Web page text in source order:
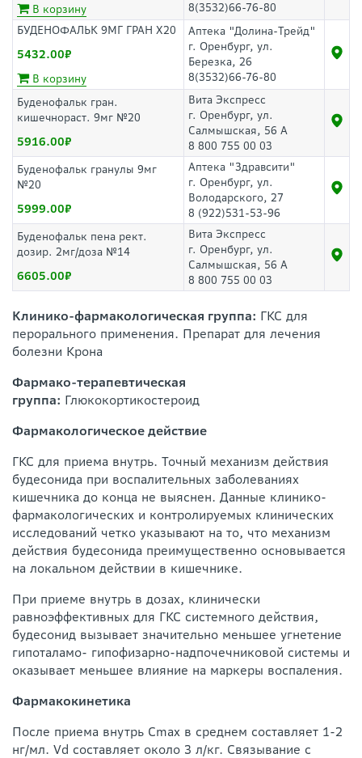
В корзину
8(3532)66-76-80
БУДЕНОФАЛЬК 9МГ ГРАН Х20
5432.00
В корзину
Аптека "Долина-Трейд"
г. Оренбург, ул.
Березка, 26
8(3532)66-76-80
Буденофальк гран.
кишечнораст. 9мг №20
5916.00
Вита Экспресс
г. Оренбург, ул.
Салмышская, 56 А
8 800 755 00 03
Буденофальк гранулы 9мг
№20
5999.00
Аптека "Здравсити"
г. Оренбург, ул.
Володарского, 27
8 (922)531-53-96
Буденофальк пена рект.
дозир. 2мг/доза №14
6605.00
Вита Экспресс
г. Оренбург, ул.
Салмышская, 56 А
8 800 755 00 03
Клинико-фармакологическая группа: ГКС для
перорального применения. Препарат для лечения
болезни Крона
Фармако-терапевтическая
группа: Глюкокортикостероид
Фармакологическое действие
ГКС для приема внутрь. Точный механизм действия
будесонида при воспалительных заболеваниях
кишечника до конца не выяснен. Данные клинико-
фармакологических и контролируемых клинических
исследований четко указывают на то, что механизм
действия будесонида преимущественно основывается
на локальном действии в кишечнике.
При приеме внутрь в дозах, клинически
равноэффективных для ГКС системного действия,
будесонид вызывает значительно меньшее угнетение
гипоталамо- гипофизарно-надпочечниковой системы и
оказывает меньшее влияние на маркеры воспаления.
Фармакокинетика
После приема внутрь Cmax в среднем составляет 1-2
нг/мл. Vd составляет около 3 л/кг. Связывание с